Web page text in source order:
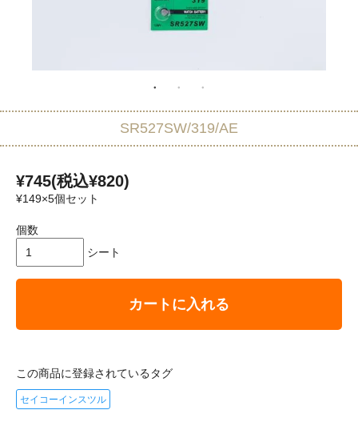
SR527SW/319/AE
¥745(税込¥820)
¥149×5個セット
個数
シート
カートに入れる
この商品に登録されているタグ
セイコーインスツル